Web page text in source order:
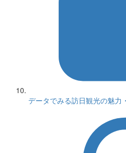
データでみる訪日観光の魅力